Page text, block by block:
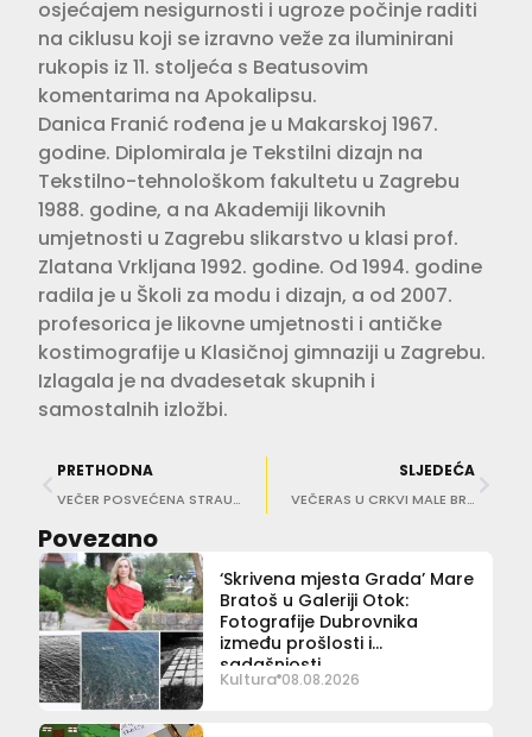
osjećajem nesigurnosti i ugroze počinje raditi
na ciklusu koji se izravno veže za iluminirani
rukopis iz 11. stoljeća s Beatusovim
komentarima na Apokalipsu.
Danica Franić rođena je u Makarskoj 1967.
godine. Diplomirala je Tekstilni dizajn na
Tekstilno-tehnološkom fakultetu u Zagrebu
1988. godine, a na Akademiji likovnih
umjetnosti u Zagrebu slikarstvo u klasi prof.
Zlatana Vrkljana 1992. godine. Od 1994. godine
radila je u Školi za modu i dizajn, a od 2007.
profesorica je likovne umjetnosti i antičke
kostimografije u Klasičnoj gimnaziji u Zagrebu.
Izlagala je na dvadesetak skupnih i
samostalnih izložbi.
PRETHODNA
VEČER POSVEĆENA STRAUSSU Gala koncert u Kneževom dvoru oduševio publiku
SLJEDEĆA
VEČERAS U CRKVI MALE BRAĆE Koncert posvećen sakralnoj glazbi u izvedbi ansambla Mazowsze
Povezano
‘Skrivena mjesta Grada’ Mare
Bratoš u Galeriji Otok:
Fotografije Dubrovnika
između prošlosti i
sadašnjosti
Kultura 08.08.2026